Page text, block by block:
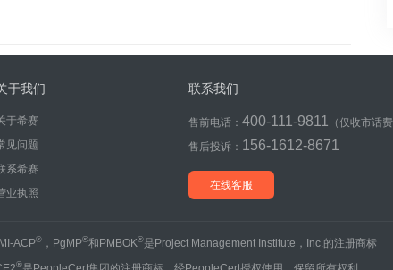
于我们
于希赛
见问题
系希赛
业执照
联系我们
售前电话： 400-111-9811
（仅收市话费
售后投诉： 156-1612-8671
在线客服
ACP®，PgMP®和PMBOK®是Project Management Institute，Inc.的注册商标
®